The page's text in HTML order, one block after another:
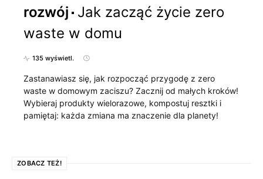
rozwój Jak zacząć życie zero
waste w domu
135 wyświetl.
Zastanawiasz się, jak rozpocząć przygodę z zero
waste w domowym zaciszu? Zacznij od małych kroków!
Wybieraj produkty wielorazowe, kompostuj resztki i
pamiętaj: każda zmiana ma znaczenie dla planety!
ZOBACZ TEŻ!